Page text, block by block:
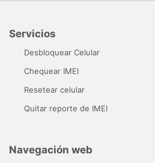
Servicios
Desbloquear Celular
Chequear IMEI
Resetear celular
Quitar reporte de IMEI
Navegación web